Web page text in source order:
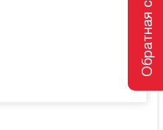
Обратная связь